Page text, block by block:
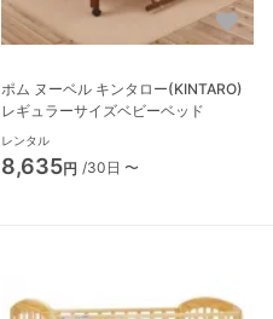
ポム ヌーベル キンタロー(KINTARO)
レギュラーサイズベビーベッド
レンタル
8,635円 /30日 〜